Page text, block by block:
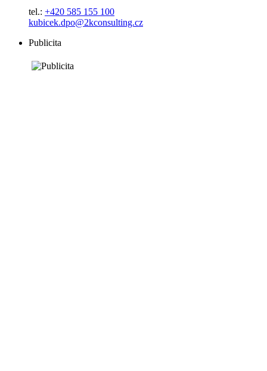
tel.: +420 585 155 100
kubicek.dpo@2kconsulting.cz
Publicita